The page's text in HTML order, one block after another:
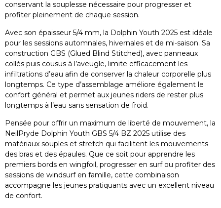
conservant la souplesse nécessaire pour progresser et
profiter pleinement de chaque session.
Avec son épaisseur 5/4 mm, la Dolphin Youth 2025 est idéale
pour les sessions automnales, hivernales et de mi-saison. Sa
construction GBS (Glued Blind Stitched), avec panneaux
collés puis cousus à l’aveugle, limite efficacement les
infiltrations d’eau afin de conserver la chaleur corporelle plus
longtemps. Ce type d’assemblage améliore également le
confort général et permet aux jeunes riders de rester plus
longtemps à l’eau sans sensation de froid.
Pensée pour offrir un maximum de liberté de mouvement, la
NeilPryde Dolphin Youth GBS 5/4 BZ 2025 utilise des
matériaux souples et stretch qui facilitent les mouvements
des bras et des épaules. Que ce soit pour apprendre les
premiers bords en wingfoil, progresser en surf ou profiter des
sessions de windsurf en famille, cette combinaison
accompagne les jeunes pratiquants avec un excellent niveau
de confort.